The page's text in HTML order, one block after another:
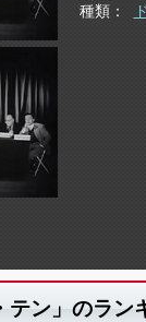
種類
テン」のラン